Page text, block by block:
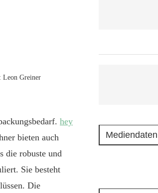
Leon Greiner
hey
bieten auch
die robuste und
Sie besteht
Die